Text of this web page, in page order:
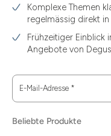
3.12
3.44
3.58
3.66
Komplexe Themen
regelmässig direkt in
Frühzeitiger Einblick
Angebote von
E-Mail-Adresse *
Beliebte Produkte